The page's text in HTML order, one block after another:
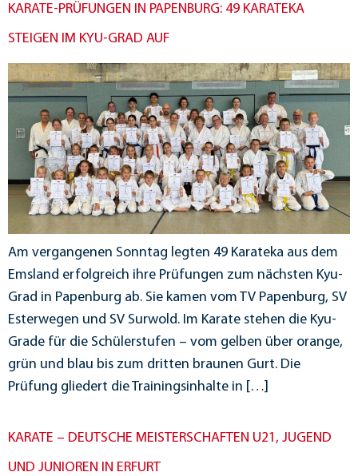
KARATE-PRÜFUNGEN IN PAPENBURG: 49 KARATEKA
STEIGEN IM KYU-GRAD AUF
Am vergangenen Sonntag legten 49 Karateka aus dem
Emsland erfolgreich ihre Prüfungen zum nächsten Kyu-
Grad in Papenburg ab. Sie kamen vom TV Papenburg, SV
Esterwegen und SV Surwold. Im Karate stehen die Kyu-
Grade für die Schülerstufen – vom gelben über orange,
grün und blau bis zum dritten braunen Gurt. Die
Prüfung gliedert die Trainingsinhalte in […]
KARATE – DEUTSCHE MEISTERSCHAFTEN U21, JUGEND
UND JUNIOREN IN ERFURT